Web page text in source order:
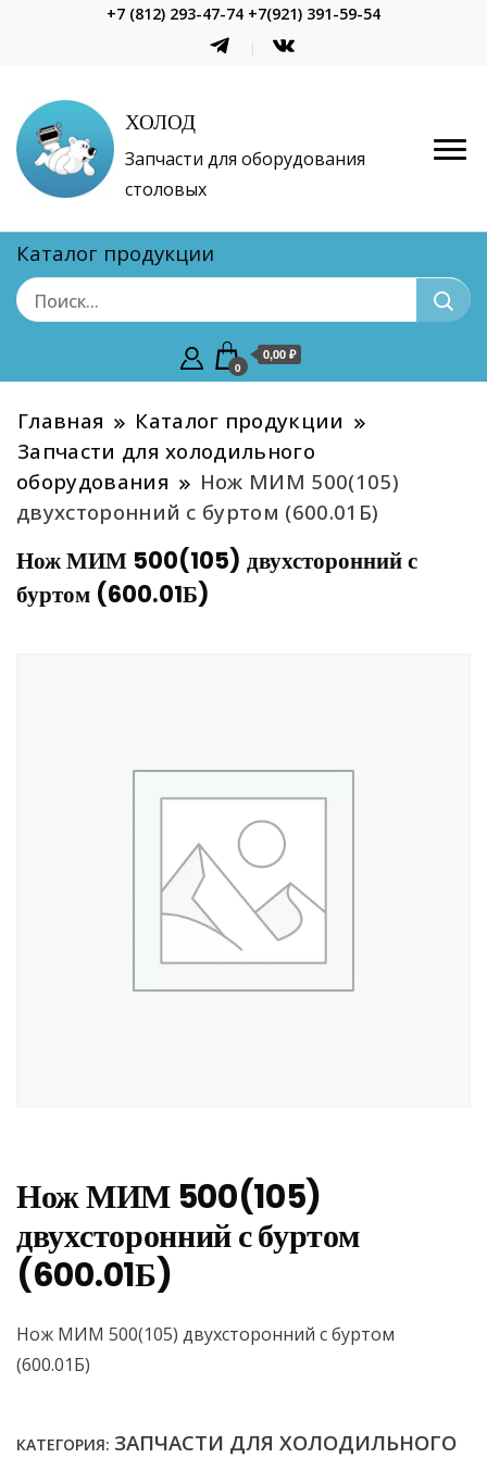
+7 (812) 293-47-74 +7(921) 391-59-54
ХОЛОД
Запчасти для оборудования
столовых
Каталог продукции
0
0,00 ₽
Главная
Каталог продукции
Запчасти для холодильного
оборудования
Нож МИМ 500(105)
двухсторонний с буртом (600.01Б)
Нож МИМ 500(105) двухсторонний с
буртом (600.01Б)
Нож МИМ 500(105)
двухсторонний с буртом
(600.01Б)
Нож МИМ 500(105) двухсторонний с буртом
(600.01Б)
КАТЕГОРИЯ: ЗАПЧАСТИ ДЛЯ ХОЛОДИЛЬНОГО